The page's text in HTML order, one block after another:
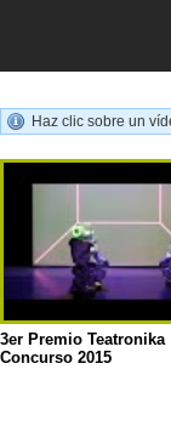
Haz clic sobre un
3er Premio Teatronika
Concurso 2015